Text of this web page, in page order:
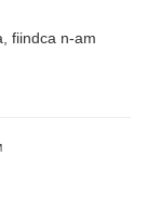
fiindca n-am